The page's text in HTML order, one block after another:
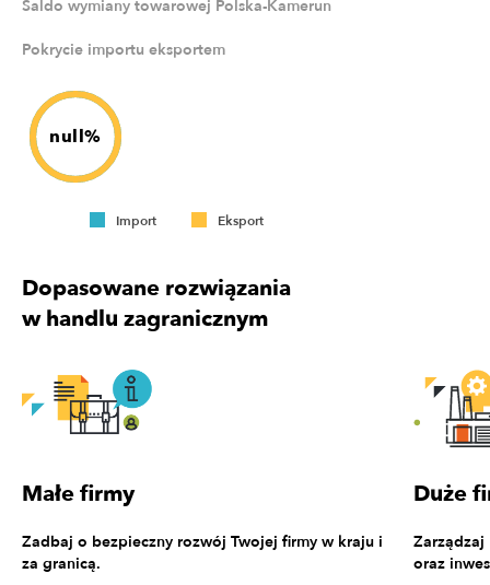
Saldo wymiany towarowej Polska-Kamerun
Pokrycie importu eksportem
null%
Import Eksport
Dopasowane rozwiązania
w handlu zagranicznym
Małe firmy
Zadbaj o bezpieczny rozwój Twojej firmy w kraju i
za granicą.
Duże
oraz